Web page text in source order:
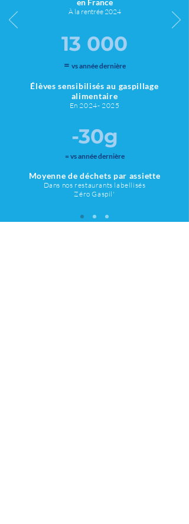
en France
À la rentrée 2024
13 000
= vs année dernière
Élèves sensibilisés au gaspillage
alimentaire
En 2024- 2025
-30g
= vs année dernière
Moyenne de déchets par assiette
Dans nos restaurants labellisés
Zéro Gaspil'